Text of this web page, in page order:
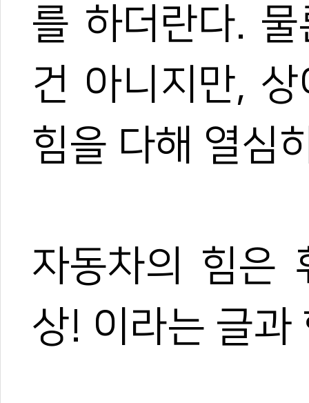
를 하더란다.
건 아니지만,
힘을 다해 열심
자동차의 힘은
상! 이라는 글과